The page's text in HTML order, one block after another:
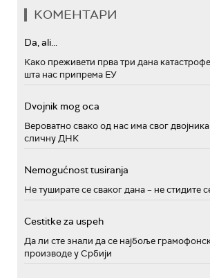
КОМЕНТАРИ
Da, ali...
Како преживети прва три дана
шта нас припрема ЕУ
Dvojnik mog oca
Вероватно свако од нас има свог
сличну ДНК
Nemogućnost tusiranja
Не туширате се сваког дана – не стидите
Cestitke za uspeh
Да ли сте знали да се најбоље
производе у Србији